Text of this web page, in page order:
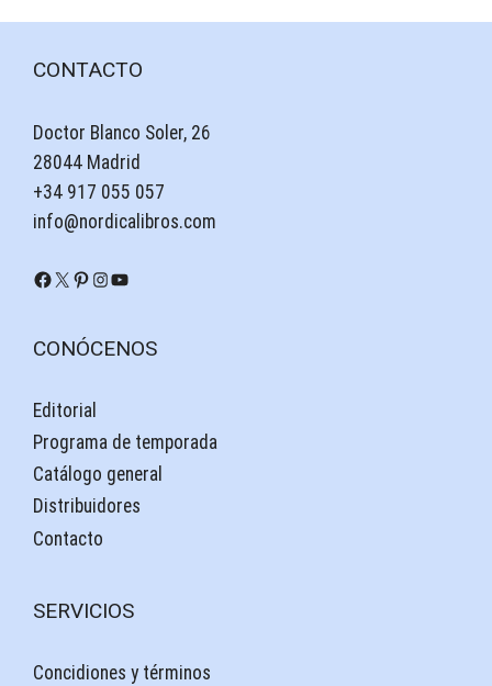
CONTACTO
Doctor Blanco Soler, 26
28044 Madrid
+34 917 055 057
info@nordicalibros.com
Facebook
X Pinterest
Instagram
YouTube
CONÓCENOS
Editorial
Programa de temporada
Catálogo general
Distribuidores
Contacto
SERVICIOS
Concidiones y términos